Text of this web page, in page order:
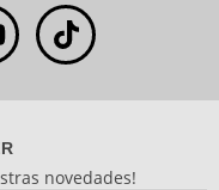
novedades!